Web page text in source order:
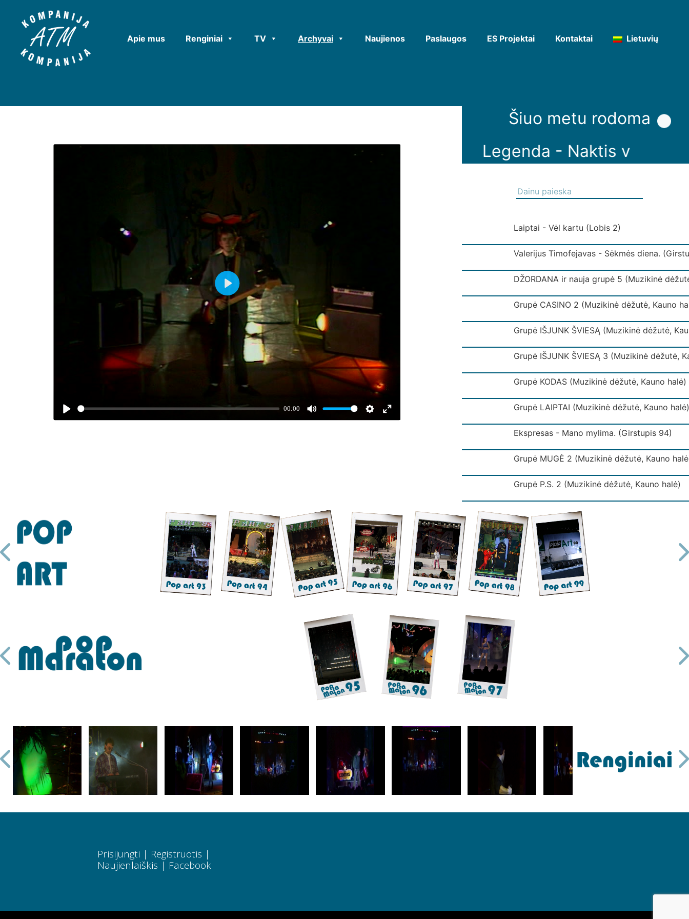
Apie mus Renginiai TV Archyvai Naujienos Paslaugos ES Projektai Kontaktai Lietuvių
Šiuo metu rodoma
Legenda - Naktis v
Laiptai - Vėl kartu (Lobis 2)
Valerijus Timofejavas - Sėkmės diena.
DŽORDANA ir nauja grupė 5 (Muzikinė
Grupė CASINO 2 (Muzikinė dėžutė, Kauno
Grupė IŠJUNK ŠVIESĄ (Muzikinė dėžutė,
Grupė IŠJUNK ŠVIESĄ 3 (Muzikinė dėžutė,
Grupė KODAS (Muzikinė dėžutė, Kauno halė)
Grupė LAIPTAI (Muzikinė dėžutė, Kauno halė)
Ekspresas - Mano mylima. (Girstupis 94)
Grupė MUGĖ 2 (Muzikinė dėžutė, Kauno
Grupė P.S. 2 (Muzikinė dėžutė, Kauno halė)
Grupė SIGNALAS 2 (Muzikinė dėžutė,
Grupė VIDURNAKTIS 2 Muzikinė dėžutė,
vEDĖJAS 010 ( Muzikinė dėžutė, Kauno halė)
Rondo - Ieškosiu tavęs. (Girstupis 94)
VEDĖJAS 012 (Muzikinė dėžutė, Kauno
Vedėjas 07 ( Muzikinė dėžutė, Kauno halė)
vEDĖJAS 08 ( Muzikinė dėžutė, Kauno halė)
VEDĖJAS 09 ( Muzikinė dėžutė, Kauno halė)
Dinamika - Tu palinkėk man gero vėjo.
Prisijungti | Registruotis |
Naujienlaiškis | Facebook